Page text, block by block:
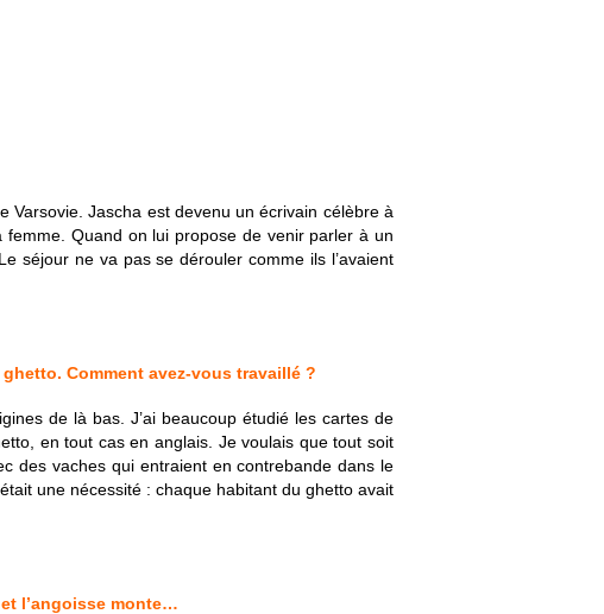
Varsovie. Jascha est devenu un écrivain célèbre à
Quand on lui propose de venir parler à un
séjour ne va pas se dérouler comme ils l’avaient
Comment avez-vous travaillé ?
de là bas. J’ai beaucoup étudié les cartes de
en tout cas en anglais. Je voulais que tout soit
des vaches qui entraient en contrebande dans le
une nécessité : chaque habitant du ghetto avait
l’angoisse monte…